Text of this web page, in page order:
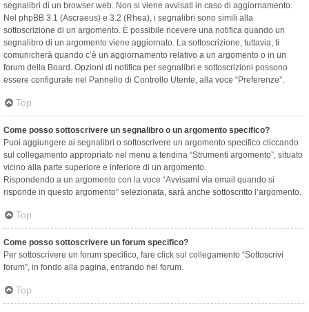
segnalibri di un browser web. Non si viene avvisati in caso di aggiornamento.
Nel phpBB 3.1 (Ascraeus) e 3.2 (Rhea), i segnalibri sono simili alla
sottoscrizione di un argomento. È possibile ricevere una notifica quando un
segnalibro di un argomento viene aggiornato. La sottoscrizione, tuttavia, ti
comunicherà quando c’è un aggiornamento relativo a un argomento o in un
forum della Board. Opzioni di notifica per segnalibri e sottoscrizioni possono
essere configurate nel Pannello di Controllo Utente, alla voce “Preferenze”.
Top
Come posso sottoscrivere un segnalibro o un argomento specifico?
Puoi aggiungere ai segnalibri o sottoscrivere un argomento specifico cliccando
sul collegamento appropriato nel menu a tendina “Strumenti argomento”, situato
vicino alla parte superiore e inferiore di un argomento.
Rispondendo a un argomento con la voce “Avvisami via email quando si
risponde in questo argomento” selezionata, sarà anche sottoscritto l’argomento.
Top
Come posso sottoscrivere un forum specifico?
Per sottoscrivere un forum specifico, fare click sul collegamento “Sottoscrivi
forum”, in fondo alla pagina, entrando nel forum.
Top